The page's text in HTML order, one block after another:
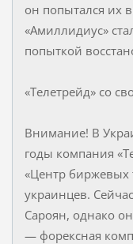
он попытался их
«Амиллидиус»
попыткой
«Телетрейд» со
Внимание! В
годы компания
«Центр биржевых
украинцев.
Сароян, однако
— форексная